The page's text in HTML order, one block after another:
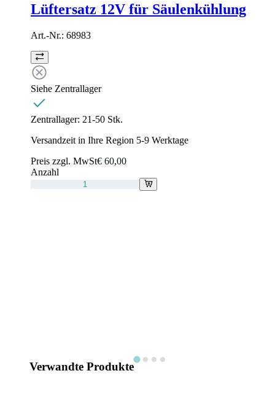
Lüftersatz 12V für Säulenkühlung
Art.-Nr.: 68983
Siehe Zentrallager
Zentrallager: 21-50 Stk.
Versandzeit in Ihre Region 5-9 Werktage
Preis zzgl. MwSt€ 60,00
Anzahl
Verwandte Produkte